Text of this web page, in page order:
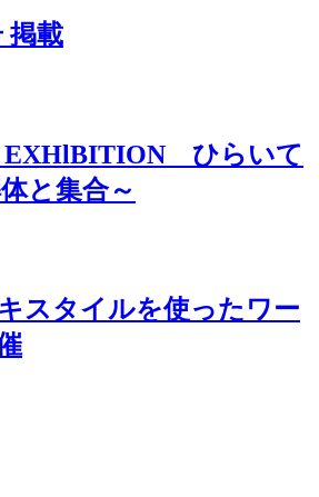
掲載
EXHlBITION ひらいて
と集合～
スタイルを使ったワー